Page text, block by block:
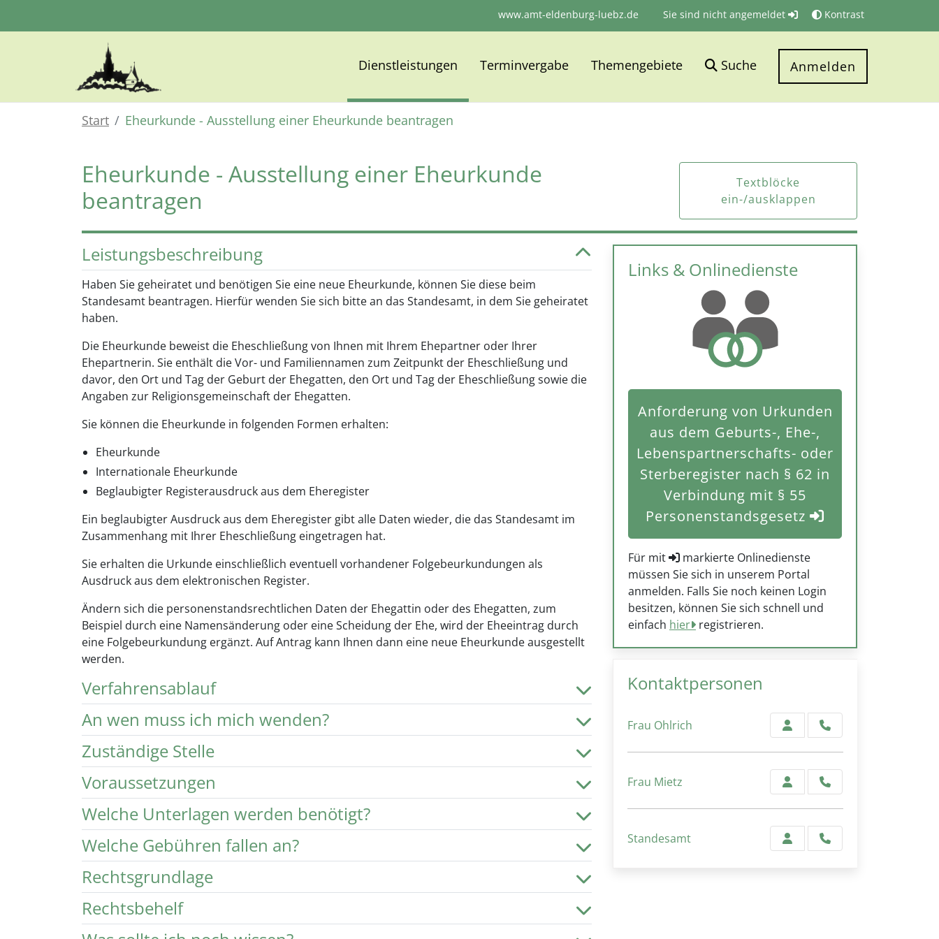
www.amt-eldenburg-luebz.de Sie sind nicht angemeldet Kontrast
Dienstleistungen Terminvergabe Themengebiete Suche Anmelden
Start Eheurkunde - Ausstellung einer Eheurkunde beantragen
Eheurkunde - Ausstellung einer Eheurkunde
beantragen
Textblöcke
ein-/ausklappen
Leistungsbeschreibung
Haben Sie geheiratet und benötigen Sie eine neue Eheurkunde, können Sie diese beim
Standesamt beantragen. Hierfür wenden Sie sich bitte an das Standesamt, in dem Sie geheiratet
haben.
Die Eheurkunde beweist die Eheschließung von Ihnen mit Ihrem Ehepartner oder Ihrer
Ehepartnerin. Sie enthält die Vor- und Familiennamen zum Zeitpunkt der Eheschließung und
davor, den Ort und Tag der Geburt der Ehegatten, den Ort und Tag der Eheschließung sowie die
Angaben zur Religionsgemeinschaft der Ehegatten.
Sie können die Eheurkunde in folgenden Formen erhalten:
Eheurkunde
Internationale Eheurkunde
Beglaubigter Registerausdruck aus dem Eheregister
Ein beglaubigter Ausdruck aus dem Eheregister gibt alle Daten wieder, die das Standesamt im
Zusammenhang mit Ihrer Eheschließung eingetragen hat.
Sie erhalten die Urkunde einschließlich eventuell vorhandener Folgebeurkundungen als
Ausdruck aus dem elektronischen Register.
Ändern sich die personenstandsrechtlichen Daten der Ehegattin oder des Ehegatten, zum
Beispiel durch eine Namensänderung oder eine Scheidung der Ehe, wird der Eheeintrag durch
eine Folgebeurkundung ergänzt. Auf Antrag kann Ihnen dann eine neue Eheurkunde ausgestellt
werden.
Verfahrensablauf
An wen muss ich mich wenden?
Zuständige Stelle
Voraussetzungen
Welche Unterlagen werden benötigt?
Welche Gebühren fallen an?
Rechtsgrundlage
Rechtsbehelf
Links & Onlinedienste
Anforderung von Urkunden
aus dem Geburts-, Ehe-,
Lebenspartnerschafts- oder
Sterberegister nach § 62 in
Verbindung mit § 55
Personenstandsgesetz
Für mit
markierte Onlinedienste
müssen Sie sich in unserem Portal
anmelden. Falls Sie noch keinen Login
besitzen, können Sie sich schnell und
einfach hier registrieren.
Kontaktpersonen
Frau Ohlrich
Frau Mietz
Standesamt